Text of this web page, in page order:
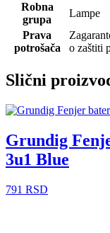
Robna
grupa
Lampe
Prava
potrošača
o zaštiti
Slični
Grundig
3u1 Blue
791 RSD